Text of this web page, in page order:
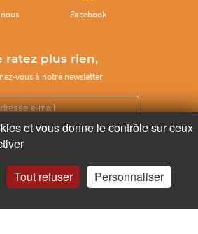
Facebook
ratez plus rien,
vous à notre newsletter
Je m’inscris
www.mangerbouger.fr
et vous donne le contrôle sur ceux
Tout refuser Personnaliser